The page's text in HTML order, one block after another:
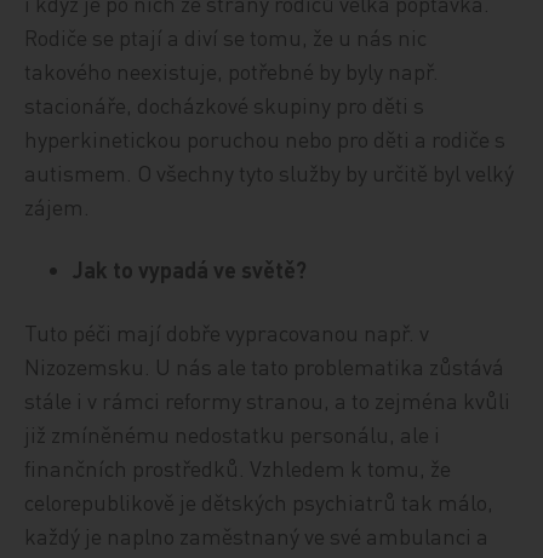
Rodiče se ptají a diví se tomu, že u nás nic
takového neexistuje, potřebné by byly např.
stacionáře, docházkové skupiny pro děti s
hyperkinetickou poruchou nebo pro děti a rodiče s
autismem. O všechny tyto služby by určitě byl velký
zájem.
Jak to vypadá ve světě?
Tuto péči mají dobře vypracovanou např. v
Nizozemsku. U nás ale tato problematika zůstává
stále i v rámci reformy stranou, a to zejména kvůli
již zmíněnému nedostatku personálu, ale i
finančních prostředků. Vzhledem k tomu, že
celorepublikově je dětských psychiatrů tak málo,
každý je naplno zaměstnaný ve své ambulanci a